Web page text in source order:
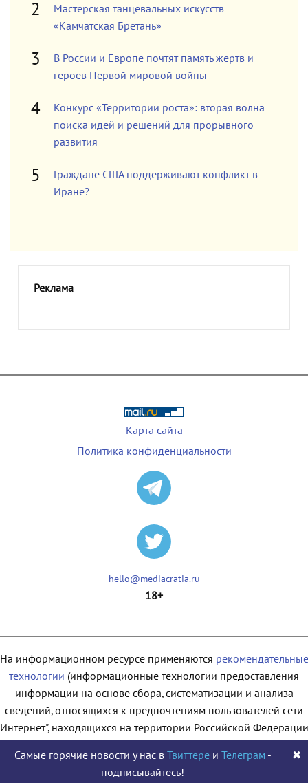
Мастерская танцевальных искусств
«Камчатская Бретань»
В России и Европе почтят память жертв и
героев Первой мировой войны
Конкурс «Территории роста»: вторая волна
поиска идей и решений для прорывного
развития
Граждане США поддерживают конфликт в
Иране?
Реклама
Карта сайта
Политика конфиденциальности
hello@mediacratia.ru
18+
На информационном ресурсе применяются рекомендательные
технологии (информационные технологии предоставления
информации на основе сбора, систематизации и анализа
сведений, относящихся к предпочтениям пользователей сети
находящихся на территории Российской
© 2009 - 2026
Самые горячие новости у нас в Твиттереи Телеграм -
подписывайтесь!
✖